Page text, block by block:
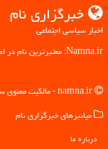
خبرگزاری نام
اخبار سیاسی اجتماعی
Namna.ir: معتبرترین نام در اطلاع رسانی اخبار سیاسی و اجتماعی، گامی مطمئن به سوی آگاهی
میانبرهای خبرگزاری نام
درباره ما